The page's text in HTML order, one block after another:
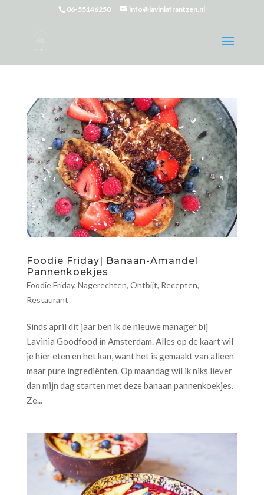
06-55146250 info@laviniafrantzen.nl
Foodie Friday| Banaan-Amandel
Pannenkoekjes
Foodie Friday, Nagerechten, Ontbijt, Recepten,
Restaurant
Sinds april dit jaar ben ik de nieuwe manager bij
Lavinia Goodfood in Amsterdam. Alles op de kaart wil
je hier eten en het kan, want het is gemaakt van alleen
maar pure ingrediënten. Op maandag wil ik niks liever
dan mijn dag starten met deze banaan pannenkoekjes.
Ze...